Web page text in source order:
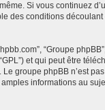
Si vous continuez
des conditions
“Groupe
et qui peut être
groupe phpBB n’est
informations au